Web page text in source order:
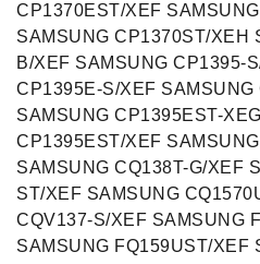
CP1370EST/XEF
SAMSUNG CP1370ST/XEH
B/XEF SAMSUNG CP1395-
CP1395E-S/XEF SAMSUNG
SAMSUNG CP1395EST-
CP1395EST/XEF
SAMSUNG CQ138T-G/XEF
ST/XEF SAMSUNG
CQV137-S/XEF SAMSUNG
SAMSUNG FQ159UST/XEF